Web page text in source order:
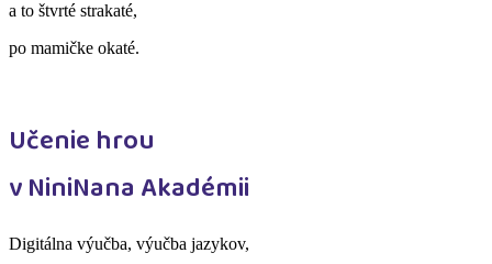
a to štvrté strakaté,
po mamičke okaté.
Učenie hrou
v NiniNana Akadémii
Digitálna výučba, výučba jazykov,